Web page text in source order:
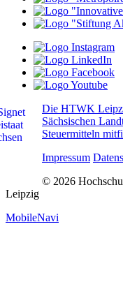
Die HTWK
Sächsischen
Steuermitteln
Impressum
© 2026
Leipzig
MobileNavi